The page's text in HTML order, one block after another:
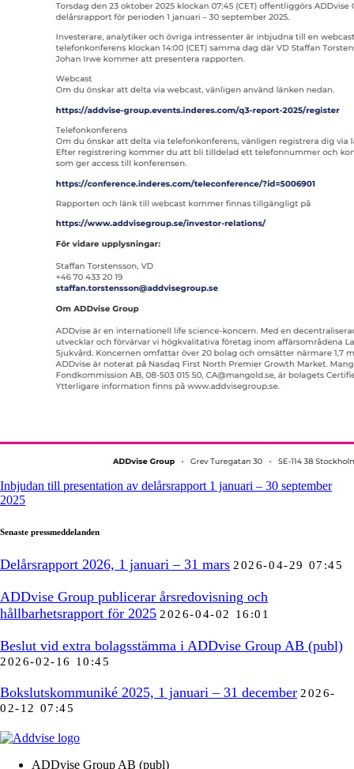
Inbjudan till presentation av delårsrapport 1 januari – 30 september
2025
Senaste pressmeddelanden
Delårsrapport 2026, 1 januari – 31 mars 2026-04-29 07:45
ADDvise Group publicerar årsredovisning och
hållbarhetsrapport för 2025 2026-04-02 16:01
Beslut vid extra bolagsstämma i ADDvise Group AB (publ)
2026-02-16 10:45
Bokslutskommuniké 2025, 1 januari – 31 december 2026-
02-12 07:45
ADDvise Group AB (publ)